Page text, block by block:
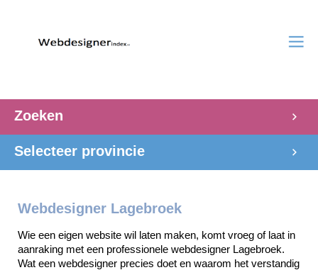
Zoeken
Selecteer provincie
Webdesigner Lagebroek
Wie een eigen website wil laten maken, komt vroeg of laat in
aanraking met een professionele webdesigner Lagebroek.
Wat een webdesigner precies doet en waarom het verstandig